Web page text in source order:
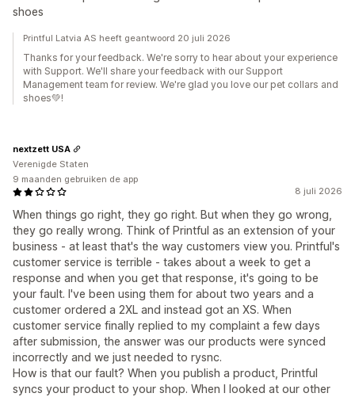
shoes
Printful Latvia AS heeft geantwoord 20 juli 2026
Thanks for your feedback. We're sorry to hear about your experience
with Support. We'll share your feedback with our Support
Management team for review. We're glad you love our pet collars and
shoes💚!
8 juli 2026
When things go right, they go right. But when they go wrong,
they go really wrong. Think of Printful as an extension of your
business - at least that's the way customers view you. Printful's
customer service is terrible - takes about a week to get a
response and when you get that response, it's going to be
your fault. I've been using them for about two years and a
customer ordered a 2XL and instead got an XS. When
customer service finally replied to my complaint a few days
after submission, the answer was our products were synced
incorrectly and we just needed to rysnc.
How is that our fault? When you publish a product, Printful
syncs your product to your shop. When I looked at our other
nextzett USA
Verenigde Staten
9 maanden gebruiken de app